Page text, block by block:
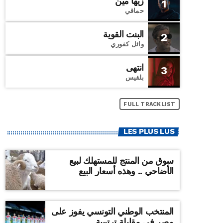
1
حماقي
2 البنت القوية
وائل كفوري
3 انتهى
بلقيس
FULL TRACKLIST
LES PLUS LUS
سوق من المنتج للمستهلك لبيع
الأضاحي .. وهذه أسعار البيع
المنتخب الوطني التونسي يفوز على